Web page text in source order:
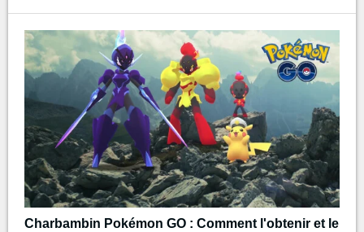
Charbambin Pokémon GO : Comment l'obtenir et le